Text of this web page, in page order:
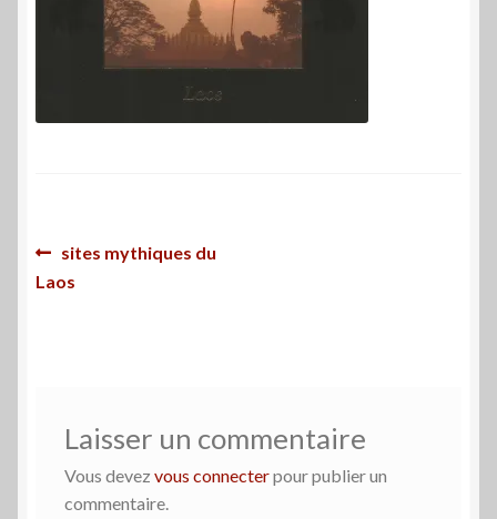
Navigation
de
Article
précédent :
sites mythiques du
Laos
Laisser un commentaire
Vous devez vous connecterpour publier un
commentaire.